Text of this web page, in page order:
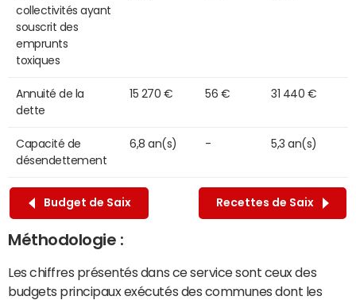
collectivités ayant
souscrit des
emprunts
toxiques
Annuité de la
dette
15 270 € 56 € 31 440 €
Capacité de
désendettement
6,8 an(s) - 5,3 an(s)
Budget de Saix Recettes de Saix
Méthodologie :
Les chiffres présentés dans ce service sont ceux des
budgets principaux exécutés des communes dont les